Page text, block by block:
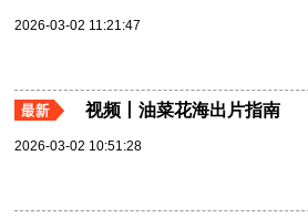
2026-03-02 11:21:47
视频丨油菜花海出片指南
2026-03-02 10:51:28